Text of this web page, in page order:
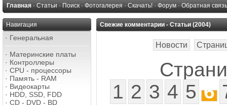
Главная · Статьи · Поиск · Фотогалерея · Скачать! · Форум · Обратная связь
Навигация
· Генеральная
· Материнские платы
· Контроллеры
· CPU - процессоры
· Память - RAM
· Видеокарты
· HDD, SSD, FDD
· CD - DVD - BD
Свежие комментарии - Статьи (2004)
Новости
1 2 3 4 5 6